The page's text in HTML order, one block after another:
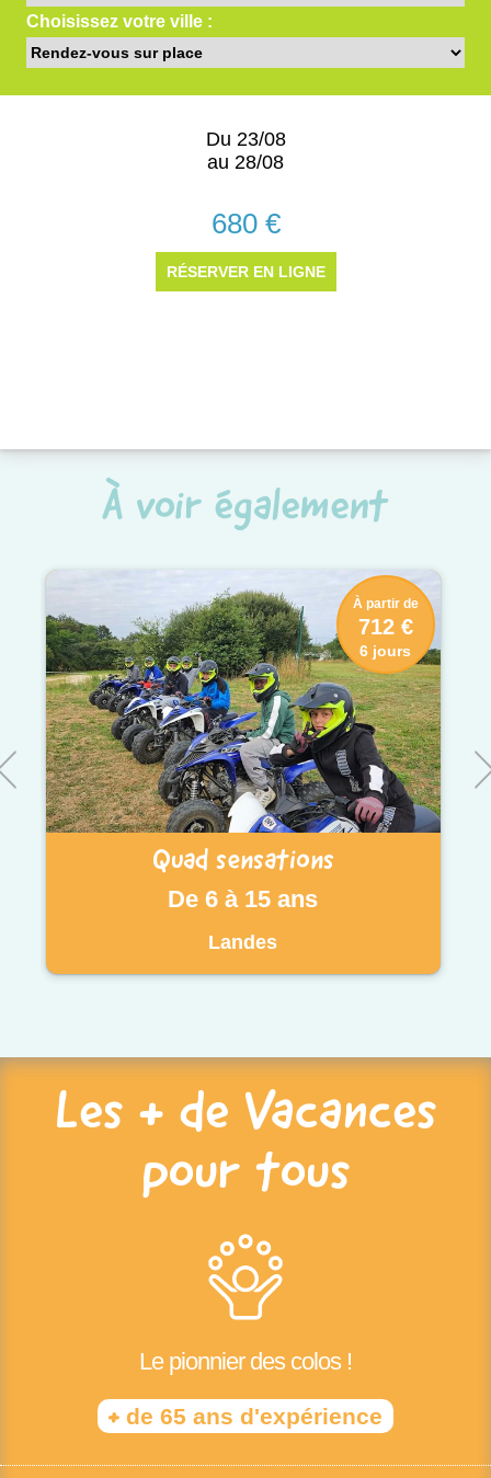
À voir également
Quad sensations
De 6 à 15 ans
Landes
À partir de
712 €
6 jours
Les + de Vacances
pour tous
Le pionnier des colos !
+ de 65 ans d'expérience